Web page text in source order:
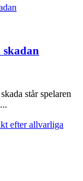
står spelaren
efter allvarliga